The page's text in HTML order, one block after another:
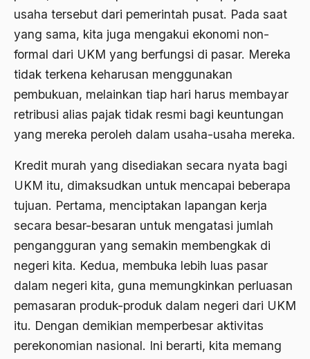
usaha tersebut dari pemerintah pusat. Pada saat
yang sama, kita juga mengakui ekonomi non-
formal dari UKM yang berfungsi di pasar. Mereka
tidak terkena keharusan menggunakan
pembukuan, melainkan tiap hari harus membayar
retribusi alias pajak tidak resmi bagi keuntungan
yang mereka peroleh dalam usaha-usaha mereka.
Kredit murah yang disediakan secara nyata bagi
UKM itu, dimaksudkan untuk mencapai beberapa
tujuan. Pertama, menciptakan lapangan kerja
secara besar-besaran untuk mengatasi jumlah
pengangguran yang semakin membengkak di
negeri kita. Kedua, membuka lebih luas pasar
dalam negeri kita, guna memungkinkan perluasan
pemasaran produk-produk dalam negeri dari UKM
itu. Dengan demikian memperbesar aktivitas
perekonomian nasional. Ini berarti, kita memang
1971
Agama & Negara
Agama Asli
Agama Asli Indonesia
Agama dan Negara
Agama dan negaraa
Agama dan Pemerintah
Agama dan Politik
Agama dan Praktis
Agama Demokrasi
agama elitis
Agama Hukum
Agama Inovasi
Agama Islam